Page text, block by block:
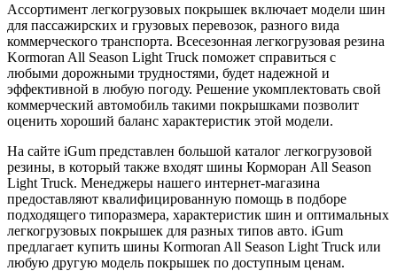
Ассортимент легкогрузовых покрышек включает модели шин
для пассажирских и грузовых перевозок, разного вида
коммерческого транспорта. Всесезонная легкогрузовая резина
Kormoran All Season Light Truck поможет справиться с
любыми дорожными трудностями, будет надежной и
эффективной в любую погоду. Решение укомплектовать свой
коммерческий автомобиль такими покрышками позволит
оценить хороший баланс характеристик этой модели.
На сайте iGum представлен большой каталог легкогрузовой
резины, в который также входят шины Корморан All Season
Light Truck. Менеджеры нашего интернет-магазина
предоставляют квалифицированную помощь в подборе
подходящего типоразмера, характеристик шин и оптимальных
легкогрузовых покрышек для разных типов авто. iGum
предлагает купить шины Kormoran All Season Light Truck или
любую другую модель покрышек по доступным ценам.